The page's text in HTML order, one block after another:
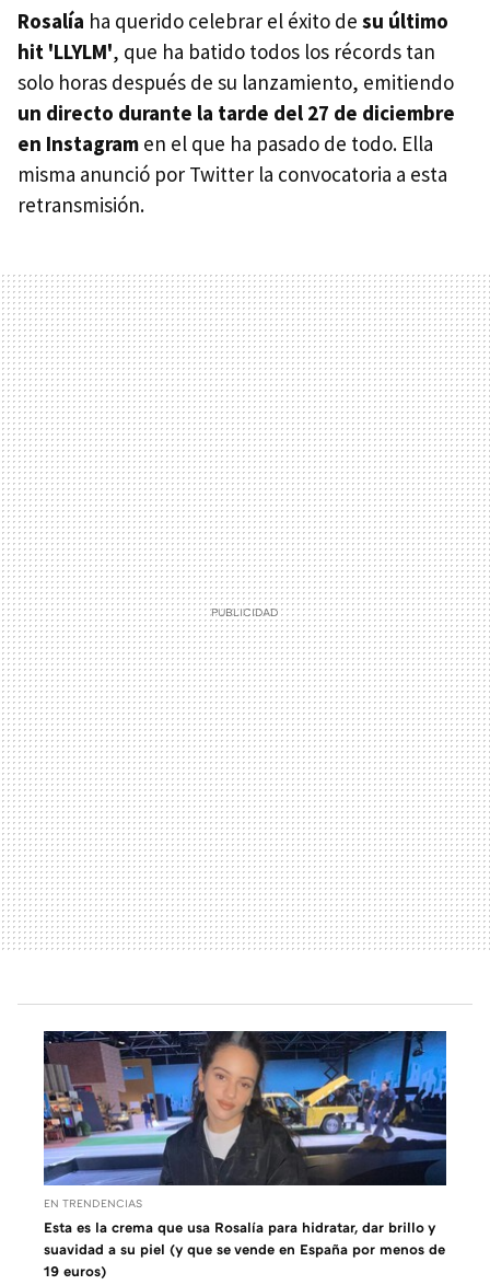
Rosalía ha querido celebrar el éxito de su último
hit 'LLYLM', que ha batido todos los récords tan
solo horas después de su lanzamiento, emitiendo
un directo durante la tarde del 27 de diciembre
en Instagram en el que ha pasado de todo. Ella
misma anunció por Twitter la convocatoria a esta
retransmisión.
EN TRENDENCIAS
Esta es la crema que usa Rosalía para hidratar, dar brillo y
suavidad a su piel (y que se vende en España por menos de
19 euros)